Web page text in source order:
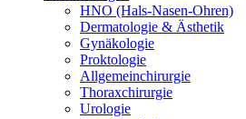
HNO (Hals-Nasen-Ohren)
Dermatologie & Ästhetik
Gynäkologie
Proktologie
Allgemeinchirurgie
Thoraxchirurgie
Urologie